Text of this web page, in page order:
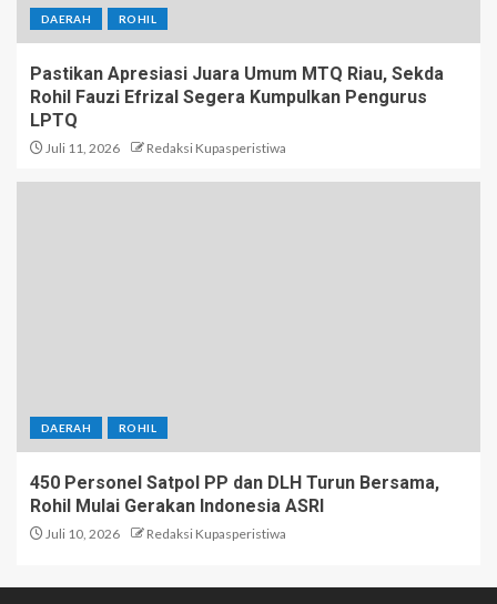
DAERAH ROHIL
Pastikan Apresiasi Juara Umum MTQ Riau, Sekda
Rohil Fauzi Efrizal Segera Kumpulkan Pengurus
LPTQ
Juli 11, 2026 Redaksi Kupasperistiwa
DAERAH ROHIL
450 Personel Satpol PP dan DLH Turun Bersama,
Rohil Mulai Gerakan Indonesia ASRI
Juli 10, 2026 Redaksi Kupasperistiwa